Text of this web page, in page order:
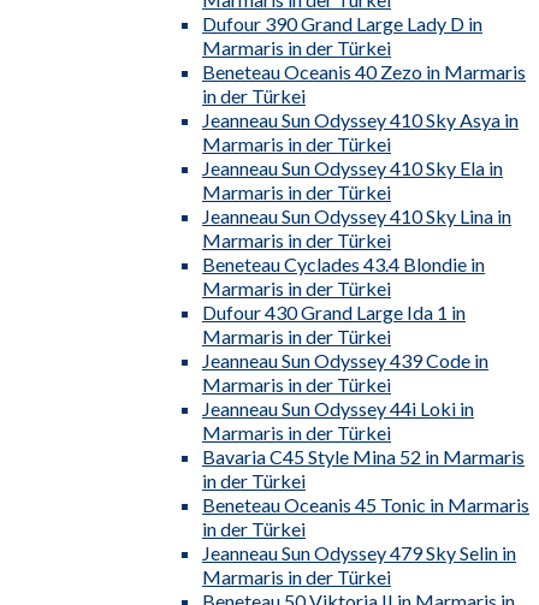
Dufour 390 Grand Large Lady D in
Marmaris in der Türkei
Beneteau Oceanis 40 Zezo in Marmaris
in der Türkei
Jeanneau Sun Odyssey 410 Sky Asya in
Marmaris in der Türkei
Jeanneau Sun Odyssey 410 Sky Ela in
Marmaris in der Türkei
Jeanneau Sun Odyssey 410 Sky Lina in
Marmaris in der Türkei
Beneteau Cyclades 43.4 Blondie in
Marmaris in der Türkei
Dufour 430 Grand Large Ida 1 in
Marmaris in der Türkei
Jeanneau Sun Odyssey 439 Code in
Marmaris in der Türkei
Jeanneau Sun Odyssey 44i Loki in
Marmaris in der Türkei
Bavaria C45 Style Mina 52 in Marmaris
in der Türkei
Beneteau Oceanis 45 Tonic in Marmaris
in der Türkei
Jeanneau Sun Odyssey 479 Sky Selin in
Marmaris in der Türkei